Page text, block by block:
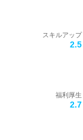
福利厚生
2.7
スキルアップ
2.5